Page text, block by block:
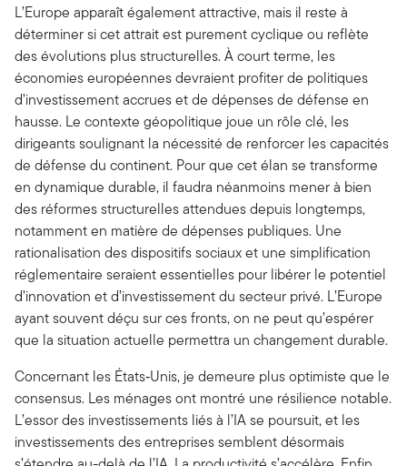
L’Europe apparaît également attractive, mais il reste à
déterminer si cet attrait est purement cyclique ou reflète
des évolutions plus structurelles. À court terme, les
économies européennes devraient profiter de politiques
d’investissement accrues et de dépenses de défense en
hausse. Le contexte géopolitique joue un rôle clé, les
dirigeants soulignant la nécessité de renforcer les capacités
de défense du continent. Pour que cet élan se transforme
en dynamique durable, il faudra néanmoins mener à bien
des réformes structurelles attendues depuis longtemps,
notamment en matière de dépenses publiques. Une
rationalisation des dispositifs sociaux et une simplification
réglementaire seraient essentielles pour libérer le potentiel
d’innovation et d’investissement du secteur privé. L’Europe
ayant souvent déçu sur ces fronts, on ne peut qu’espérer
que la situation actuelle permettra un changement durable.
Concernant les États‑Unis, je demeure plus optimiste que le
consensus. Les ménages ont montré une résilience notable.
L’essor des investissements liés à l’IA se poursuit, et les
investissements des entreprises semblent désormais